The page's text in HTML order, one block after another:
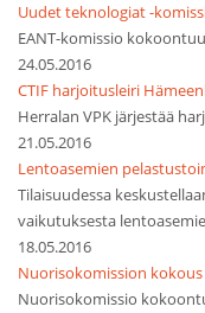
Uudet teknologiat -
EANT-komissio
24.05.2016
CTIF harjoitusleiri
Herralan VPK järjestää
21.05.2016
Lentoasemien
Tilaisuudessa
vaikutuksesta
18.05.2016
Nuorisokomission kokous
Nuorisokomissio